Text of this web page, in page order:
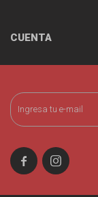
 
CUENTA